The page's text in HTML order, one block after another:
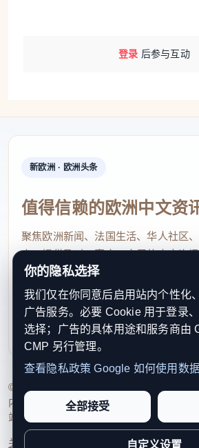
登录 后参与互动
新欧洲 · 欧洲头条
值得信赖的欧洲中文资
聚焦欧洲新闻、法国生活、华人社区
点，提供及时、真实、实用的中文资
速了解欧洲动态。
contact@xinouzhou.com
服务支持、版权与合作：工作日优先
利通知
© 2026 新欧洲·欧洲头条. All Rights
内容透明度、联系方式与用户权利说明，
站点完整度。
关于我们 编辑规范日期归档隐私
你的隐私选择
我们仅在你同意后启用站内个性化
广告服务。必要 Cookie 用于登录
选择；广告的具体用途和服务商由
CMP 另行管理。
查看隐私政策 Google 如何使用数
全部接受
自定义设置